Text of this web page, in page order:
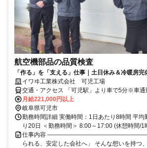
航空機部品の品質検査
「作る」を「支える」仕事｜土日休み＆冷暖房完
イワヰ工業株式会社 可児工場
交通・アクセス 「可児駅」より車で5分※車通
月給221,000円以上
岐阜県可児市
勤務時間詳細 実働時間：1日あたり8時間 平均
り20日 ＜勤務時間＞ 8:00～17:00 (休憩時間/
仕事内容
られる、安定した会社へ」 そんな想いを持つ